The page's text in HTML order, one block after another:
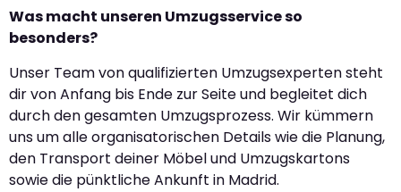
Was macht unseren Umzugsservice so
besonders?
Unser Team von qualifizierten Umzugsexperten steht
dir von Anfang bis Ende zur Seite und begleitet dich
durch den gesamten Umzugsprozess. Wir kümmern
uns um alle organisatorischen Details wie die Planung,
den Transport deiner Möbel und Umzugskartons
sowie die pünktliche Ankunft in Madrid.